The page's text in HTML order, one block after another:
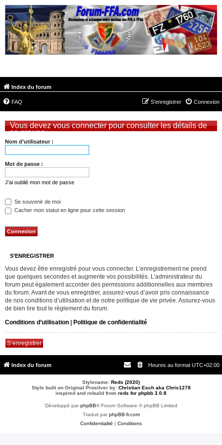
Index du forum
FAQ Connexion
S’enregistrer
Vous devez vous connecter pour consulter les détails de
ce groupe.
Nom d’utilisateur :
Mot de passe :
J’ai oublié mon mot de passe
Se souvenir de moi
Cacher mon statut en ligne pour cette session
S’ENREGISTRER
Vous devez être enregistré pour vous connecter. L’enregistrement ne prend
que quelques secondes et augmente vos possibilités. L’administrateur du
forum peut également accorder des permissions additionnelles aux membres
du forum. Avant de vous enregistrer, assurez-vous d’avoir pris connaissance
de nos conditions d’utilisation et de notre politique de vie privée. Assurez-vous
de bien lire tout le règlement du forum.
Conditions d’utilisation
Politique de confidentialité
S’enregistrer
Index du forum Heures au format UTC+02:00
Stylename: Reds (2020)
Style built on Original Prosilver by: Christian Esch aka Chris1278
inspired and rebuild from reds for phpbb 3.0.8
Développé parphpBB® Forum Software © phpBB Limited
Traduit parphpBB-fr.com
Confidentialité
Conditions